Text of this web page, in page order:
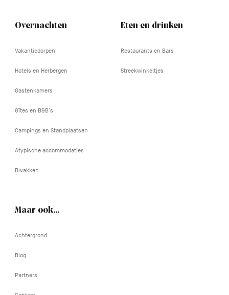
Overnachten
Vakantiedorpen
Hotels en Herbergen
Gastenkamers
Gîtes en B&B's
Campings en Standplaatsen
Atypische accommodaties
Bivakken
Eten en drinken
Restaurants en Bars
Streekwinkeltjes
Maar ook…
Achtergrond
Blog
Partners